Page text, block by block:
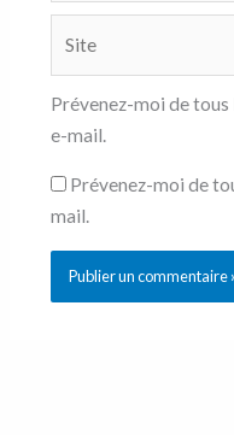
Prévenez-moi de
e-mail.
Prévenez-moi de
mail.